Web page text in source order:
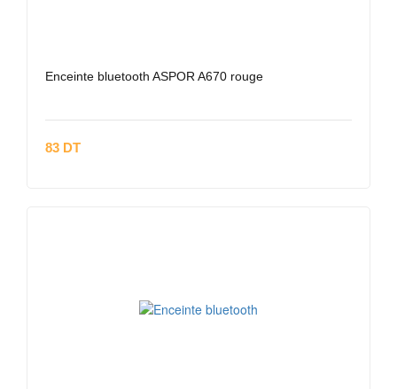
Enceinte bluetooth ASPOR A670 rouge
83 DT